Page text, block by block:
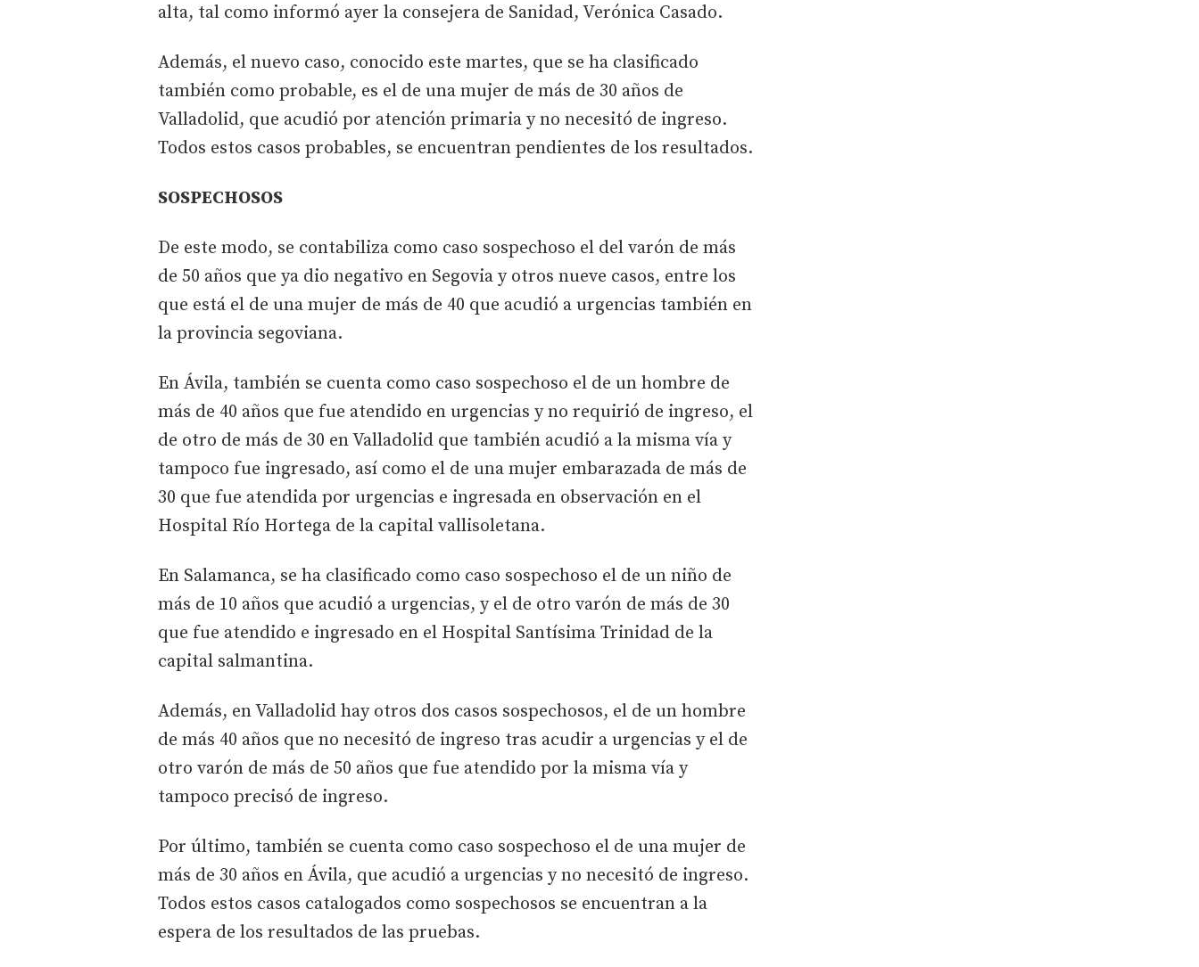
alta, tal como informó ayer la consejera de Sanidad, Verónica Casado.
Además, el nuevo caso, conocido este martes, que se ha clasificado
también como probable, es el de una mujer de más de 30 años de
Valladolid, que acudió por atención primaria y no necesitó de ingreso.
Todos estos casos probables, se encuentran pendientes de los resultados.
SOSPECHOSOS
De este modo, se contabiliza como caso sospechoso el del varón de más
de 50 años que ya dio negativo en Segovia y otros nueve casos, entre los
que está el de una mujer de más de 40 que acudió a urgencias también en
la provincia segoviana.
En Ávila, también se cuenta como caso sospechoso el de un hombre de
más de 40 años que fue atendido en urgencias y no requirió de ingreso, el
de otro de más de 30 en Valladolid que también acudió a la misma vía y
tampoco fue ingresado, así como el de una mujer embarazada de más de
30 que fue atendida por urgencias e ingresada en observación en el
Hospital Río Hortega de la capital vallisoletana.
En Salamanca, se ha clasificado como caso sospechoso el de un niño de
más de 10 años que acudió a urgencias, y el de otro varón de más de 30
que fue atendido e ingresado en el Hospital Santísima Trinidad de la
capital salmantina.
Además, en Valladolid hay otros dos casos sospechosos, el de un hombre
de más 40 años que no necesitó de ingreso tras acudir a urgencias y el de
otro varón de más de 50 años que fue atendido por la misma vía y
tampoco precisó de ingreso.
Por último, también se cuenta como caso sospechoso el de una mujer de
más de 30 años en Ávila, que acudió a urgencias y no necesitó de ingreso.
Todos estos casos catalogados como sospechosos se encuentran a la
espera de los resultados de las pruebas.